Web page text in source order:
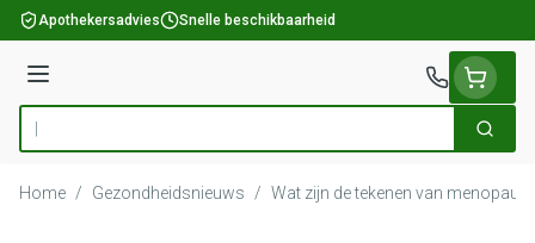
Ga naar de inhoud
Apothekersadvies Snelle beschikbaarheid
Menu
Product, merk, categorie... Zoek
Home / Gezondheidsnieuws / Wat zijn de tekenen van